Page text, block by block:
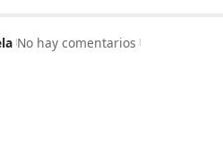
No hay comentarios